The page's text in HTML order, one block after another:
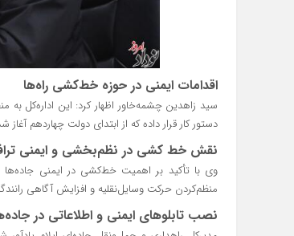
اقدامات ایمنی در حوزه خط‌کشی راه‌ها
سید زاهدین چشمه‌خاور اظهار کرد: این اداره‌کل به
دستور کار قرار داده که از ابتدای دولت چهاردهم آغاز
نقش خط‌ کشی در نظم‌بخشی و ایمنی
وی با تأکید بر اهمیت خط‌کشی در ایمنی
منظم‌کردن حرکت وسایل‌نقلیه و افزایش آگاهی
نصب تابلوهای ایمنی و اطلاعاتی در